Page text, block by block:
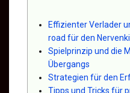
Effizienter Verlader
road für den
Spielprinzip und die
Übergangs
Strategien für den
Tipps und Tricks für